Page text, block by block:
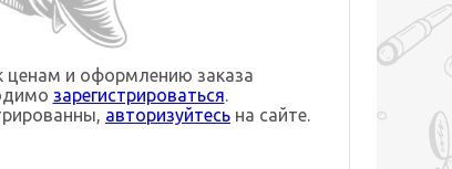
ценам и оформлению заказа
зарегистрироваться.
авторизуйтесь на сайте.